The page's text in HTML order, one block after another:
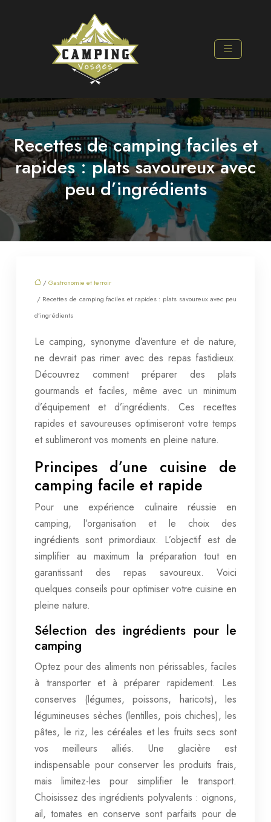
Recettes de camping faciles et
rapides : plats savoureux avec
peu d’ingrédients
/Gastronomie et terroir
/ Recettes de camping faciles et rapides : plats savoureux avec peu
d’ingrédients
Le camping, synonyme d’aventure et de nature,
ne devrait pas rimer avec des repas fastidieux.
Découvrez comment préparer des plats
gourmands et faciles, même avec un minimum
d’équipement et d’ingrédients. Ces recettes
rapides et savoureuses optimiseront votre temps
et sublimeront vos moments en pleine nature.
Principes d’une cuisine de
camping facile et rapide
Pour une expérience culinaire réussie en
camping, l’organisation et le choix des
ingrédients sont primordiaux. L’objectif est de
simplifier au maximum la préparation tout en
garantissant des repas savoureux. Voici
quelques conseils pour optimiser votre cuisine en
pleine nature.
Sélection des ingrédients pour le
camping
Optez pour des aliments non périssables, faciles
à transporter et à préparer rapidement. Les
conserves (légumes, poissons, haricots), les
légumineuses sèches (lentilles, pois chiches), les
pâtes, le riz, les céréales et les fruits secs sont
vos meilleurs alliés. Une glacière est
indispensable pour conserver les produits frais,
mais limitez-les pour simplifier le transport.
Choisissez des ingrédients polyvalents : oignons,
ail, tomates en conserve sont parfaits pour de